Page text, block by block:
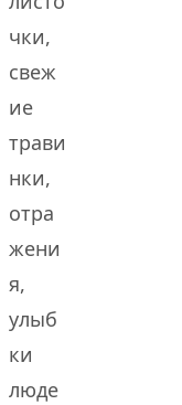
чки,
свеж
ие
трави
нки,
отра
жени
я,
улыб
ки
люде